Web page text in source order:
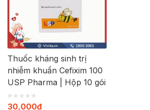
Thuốc kháng sinh trị
nhiễm khuẩn Cefixim 100
USP Pharma | Hộp 10 gói
30,000₫